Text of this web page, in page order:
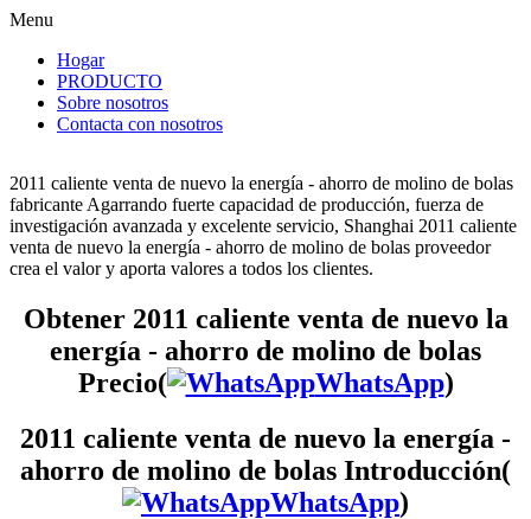
Menu
Hogar
PRODUCTO
Sobre nosotros
Contacta con nosotros
2011 caliente venta de nuevo la energía - ahorro de molino de bolas
fabricante Agarrando fuerte capacidad de producción, fuerza de
investigación avanzada y excelente servicio, Shanghai 2011 caliente
venta de nuevo la energía - ahorro de molino de bolas proveedor
crea el valor y aporta valores a todos los clientes.
Obtener 2011 caliente venta de nuevo la
energía - ahorro de molino de bolas
Precio(
WhatsApp)
2011 caliente venta de nuevo la energía -
ahorro de molino de bolas Introducción(
WhatsApp)